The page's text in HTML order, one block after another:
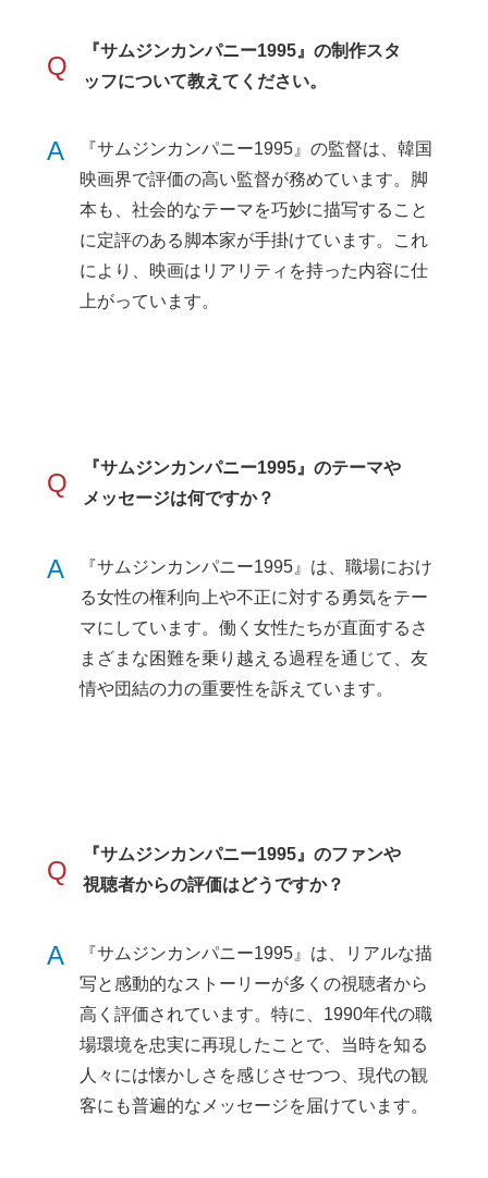
Q
『サムジンカンパニー1995』の制作スタ
ッフについて教えてください。
A
『サムジンカンパニー1995』の監督は、韓国
映画界で評価の高い監督が務めています。脚
本も、社会的なテーマを巧妙に描写すること
に定評のある脚本家が手掛けています。これ
により、映画はリアリティを持った内容に仕
上がっています。
Q
『サムジンカンパニー1995』のテーマや
メッセージは何ですか？
A
『サムジンカンパニー1995』は、職場におけ
る女性の権利向上や不正に対する勇気をテー
マにしています。働く女性たちが直面するさ
まざまな困難を乗り越える過程を通じて、友
情や団結の力の重要性を訴えています。
Q
『サムジンカンパニー1995』のファンや
視聴者からの評価はどうですか？
A
『サムジンカンパニー1995』は、リアルな描
写と感動的なストーリーが多くの視聴者から
高く評価されています。特に、1990年代の職
場環境を忠実に再現したことで、当時を知る
人々には懐かしさを感じさせつつ、現代の観
客にも普遍的なメッセージを届けています。